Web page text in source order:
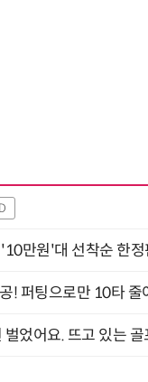
만원'대 선착순 한정
! 퍼팅으로만 10타 줄
었어요. 뜨고 있는 골